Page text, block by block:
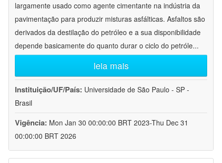
largamente usado como agente cimentante na indústria da
pavimentação para produzir misturas asfálticas. Asfaltos são
derivados da destilação do petróleo e a sua disponibilidade
depende basicamente do quanto durar o ciclo do petróle...
leia mais
Instituição/UF/País: Universidade de São Paulo - SP -
Brasil
Vigência: Mon Jan 30 00:00:00 BRT 2023-Thu Dec 31
00:00:00 BRT 2026